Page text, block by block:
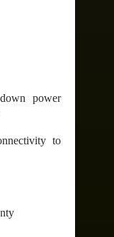
power
to